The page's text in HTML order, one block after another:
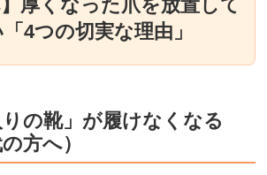
】厚くなった爪を放置して
4つの切実な理由」
の靴」が履けなくなる
方へ）